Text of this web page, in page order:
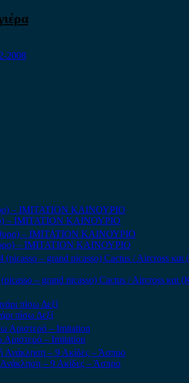
2008
– IMITATION ΚΑΙΝΟΥΡΙΟ
– IMITATION ΚΑΙΝΟΥΡΙΟ
– grand picasso) Cactus / Aircross και
πίσω Δεξί
Αριστερό – Imitation
Ανάκληση – 9 Ακίδες – Άσπρο